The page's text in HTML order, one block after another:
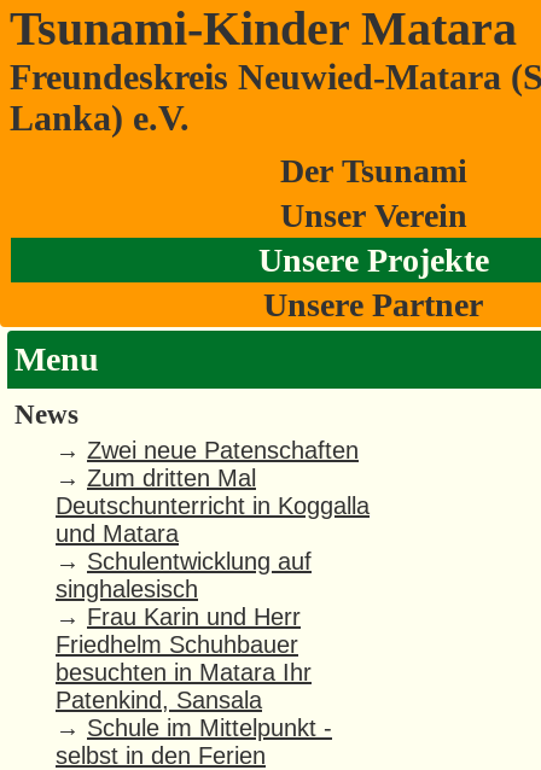
Tsunami-Kinder Matara
Freundeskreis Neuwied-Matara
Lanka) e.V.
Der Tsunami
Unser Verein
Unsere Projekte
Unsere Partner
Patenschaften
Menu
News
→ Zwei neue Patenschaften
→ Zum dritten Mal
Deutschunterricht in Koggalla
und Matara
→ Schulentwicklung auf
singhalesisch
→ Frau Karin und Herr
Friedhelm Schuhbauer
besuchten in Matara Ihr
Patenkind, Sansala
→ Schule im Mittelpunkt -
selbst in den Ferien